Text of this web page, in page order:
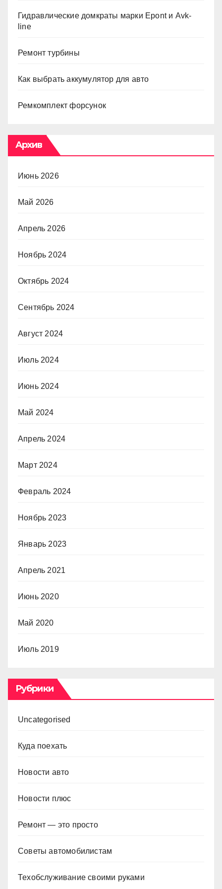
Гидравлические домкраты марки Epont и Avk-
line
Ремонт турбины
Как выбрать аккумулятор для авто
Ремкомплект форсунок
Архив
Июнь 2026
Май 2026
Апрель 2026
Ноябрь 2024
Октябрь 2024
Сентябрь 2024
Август 2024
Июль 2024
Июнь 2024
Май 2024
Апрель 2024
Март 2024
Февраль 2024
Ноябрь 2023
Январь 2023
Апрель 2021
Июнь 2020
Май 2020
Июль 2019
Рубрики
Uncategorised
Куда поехать
Новости авто
Новости плюс
Ремонт — это просто
Советы автомобилистам
Техобслуживание своими руками